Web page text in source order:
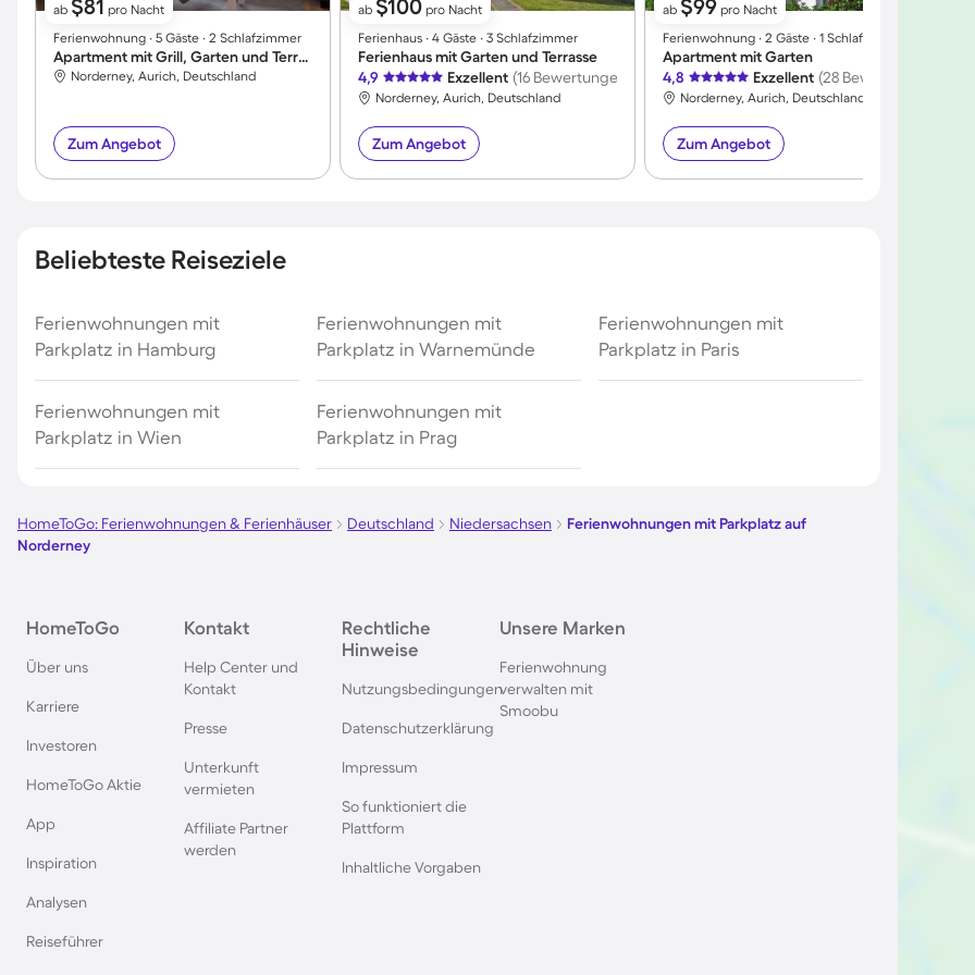
ab $81 pro Nacht
Ferienwohnung ∙ 5 Gäste ∙ 2 Schlafzimmer
Apartment mit Grill, Garten und Terrasse
Norderney, Aurich, Deutschland
Zum Angebot
ab $100 pro Nacht
Ferienhaus ∙ 4 Gäste ∙ 3 Schlafzimmer
Ferienhaus mit Garten und Terrasse
4,9
Exzellent (16 Bewertungen)
Norderney, Aurich, Deutschland
Zum Angebot
ab $99 pro Nacht
Ferienwohnung ∙ 2 Gäste ∙ 1 Schlafzimmer
Apartment mit Garten
4,8
Exzellent (28 Bewertungen)
Norderney, Aurich, Deutschland
Zum Angebot
Beliebteste Reiseziele
Ferienwohnungen mit
Parkplatz in Hamburg
Ferienwohnungen mit
Parkplatz in Warnemünde
Ferienwohnungen mit
Parkplatz in Paris
Ferienwohnungen mit
Parkplatz in Wien
Ferienwohnungen mit
Parkplatz in Prag
HomeToGo: Ferienwohnungen & Ferienhäuser Deutschland Niedersachsen
Ferienwohnungen mit Parkplatz auf
Norderney
HomeToGo
Über uns
Karriere
Investoren
HomeToGo Aktie
App
Inspiration
Analysen
Reiseführer
Kontakt
Help Center und
Kontakt
Presse
Unterkunft
vermieten
Affiliate Partner
werden
Rechtliche
Hinweise
Nutzungsbedingungen
Datenschutzerklärung
Impressum
So funktioniert die
Plattform
Inhaltliche Vorgaben
Unsere Marken
Ferienwohnung
verwalten mit
Smoobu